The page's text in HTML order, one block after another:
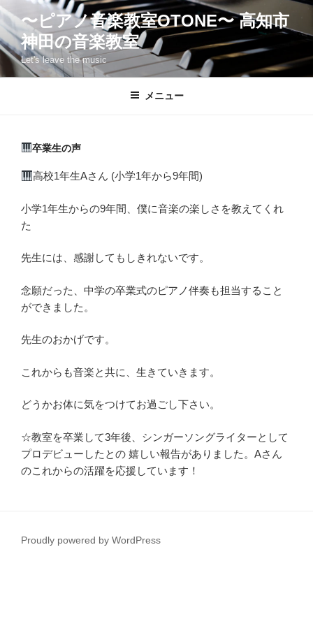
コ
テ
ン
ツ
〜ピアノ音楽教室OTONE〜 高知市
神田の音楽教室
Let's leave the music
メニュー
卒業生の声
高校1年生Aさん (小学1年から9年間)
小学1年生からの9年間、僕に音楽の楽しさを教えてくれ
た
先生には、感謝してもしきれないです。
念願だった、中学の卒業式のピアノ伴奏も担当すること
ができました。
先生のおかげです。
これからも音楽と共に、生きていきます。
どうかお体に気をつけてお過ごし下さい。
☆教室を卒業して3年後、シンガーソングライターとして
プロデビューしたとの 嬉しい報告がありました。Aさん
のこれからの活躍を応援しています！
Proudly powered by WordPress